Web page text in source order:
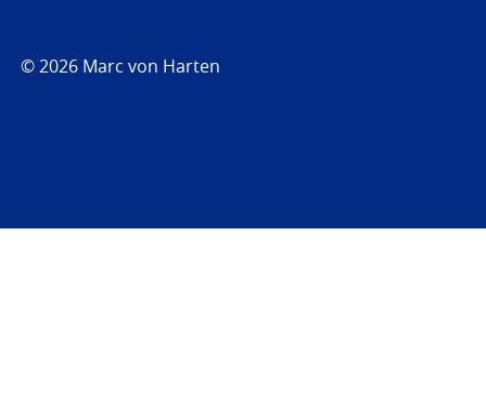
© 2026 Marc von Harten